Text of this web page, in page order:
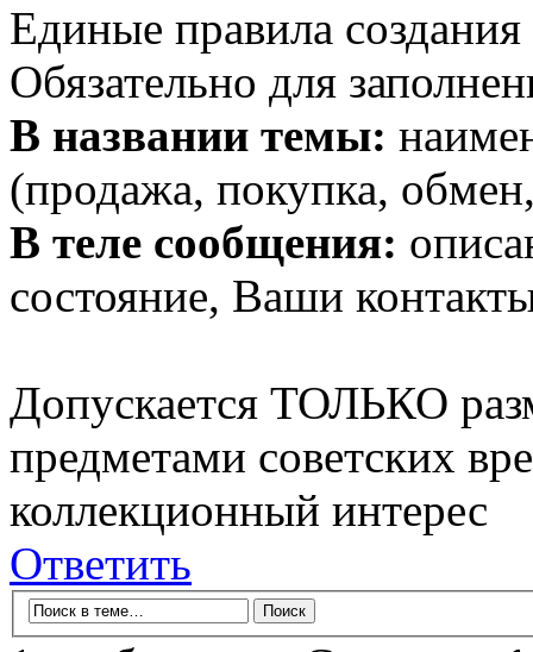
Единые правила
Обязательно для
В названии темы:
(продажа, покупка,
В теле сообщения:
состояние, Ваши
Допускается ТОЛЬКО
предметами советских
коллекционный интерес
Ответить